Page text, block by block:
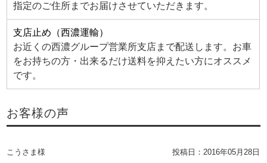
指定のご住所までお届けさせていただきます。
支店止め（西濃運輸）
お近くの西濃グループ営業所支店まで配送します。お車
をお持ちの方・出来るだけ送料を抑えたい方にオススメ
です。
お客様の声
こうさま様 投稿日：2016年05月28日